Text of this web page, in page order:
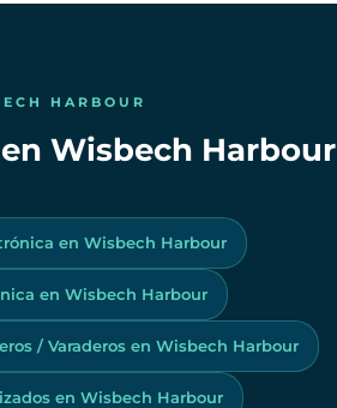
HARBOUR
Wisbech Harbour
en Wisbech Harbour
en Wisbech Harbour
/ Varaderos en Wisbech Harbour
en Wisbech Harbour